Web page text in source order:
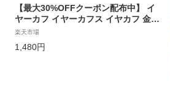
【最大30%OFFクーポン配布中】 イ
ヤーカフ イヤーカフス イヤカフ 金属
アレルギー対応 14K ジルコニア ニッ
大人 かわいい ジュエリー ゴールド シ
楽天市場
1,480円